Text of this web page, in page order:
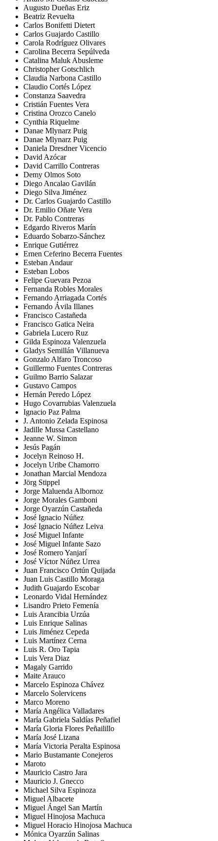
Augusto Dueñas Eriz
Beatriz Revuelta
Carlos Bonifetti Dietert
Carlos Guajardo Castillo
Carola Rodríguez Olivares
Carolina Becerra Sepúlveda
Catalina Maluk Abusleme
Christopher Gotschlich
Claudia Narbona Castillo
Claudio Cortés López
Constanza Saavedra
Cristián Fuentes Vera
Cristina Orozco Canelo
Cynthia Riquelme
Danae Mlynarz Puig
Danae Mlynarz Puig
Daniela Dresdner Vicencio
David Azócar
David Carrillo Contreras
Demy Olmos Soto
Diego Ancalao Gavilán
Diego Silva Jiménez
Dr. Carlos Guajardo Castillo
Dr. Emilio Oñate Vera
Dr. Pablo Contreras
Edgardo Riveros Marín
Eduardo Sobarzo-Sánchez
Enrique Gutiérrez
Ernen Ceferino Becerra Fuentes
Esteban Andaur
Esteban Lobos
Felipe Guevara Pezoa
Fernanda Robles Morales
Fernando Arriagada Cortés
Fernando Ávila Illanes
Francisco Castañeda
Francisco Gatica Neira
Gabriela Lucero Ruz
Gilda Espinoza Valenzuela
Gladys Semillán Villanueva
Gonzalo Alfaro Troncoso
Guillermo Fuentes Contreras
Guilmo Barrio Salazar
Gustavo Campos
Hernán Peredo López
Hugo Covarrubias Valenzuela
Ignacio Paz Palma
J. Antonio Zelada Espinosa
Jadille Mussa Castellano
Jeanne W. Simon
Jesús Pagán
Jocelyn Reinoso H.
Jocelyn Uribe Chamorro
Jonathan Marcial Mendoza
Jörg Stippel
Jorge Maluenda Albornoz
Jorge Morales Gamboni
Jorge Oyarzún Castañeda
José Ignacio Núñez
José Ignacio Núñez Leiva
José Miguel Infante
José Miguel Infante Sazo
José Romero Yanjarí
José Víctor Núñez Urrea
Juan Francisco Ortún Quijada
Juan Luis Castillo Moraga
Judith Guajardo Escobar
Leonardo Vidal Hernández
Lisandro Prieto Femenía
Luis Arancibia Urzúa
Luis Enrique Salinas
Luis Jiménez Cepeda
Luis Martínez Cerna
Luis R. Oro Tapia
Luis Vera Diaz
Magaly Garrido
Maite Arauco
Marcelo Espinoza Chávez
Marcelo Solervicens
Marco Moreno
María Angélica Valladares
María Gabriela Saldías Peñafiel
María Gloria Flores Peñailillo
María José Lizana
María Victoria Peralta Espinosa
Mario Bustamante Conejeros
Maroto
Mauricio Castro Jara
Mauricio J. Gnecco
Michael Silva Espinoza
Miguel Albacete
Miguel Ángel San Martín
Miguel Hinojosa Machuca
Miguel Horacio Hinojosa Machuca
Mónica Oyarzún Salinas